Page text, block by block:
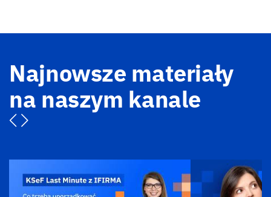
Najnowsze materiały
na naszym kanale